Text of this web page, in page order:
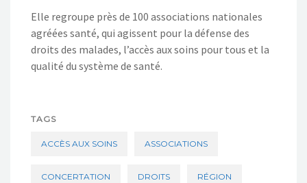
Elle regroupe près de 100 associations nationales
agréées santé, qui agissent pour la défense des
droits des malades, l’accès aux soins pour tous et la
qualité du système de santé.
TAGS
ACCÈS AUX SOINS ASSOCIATIONS
CONCERTATION DROITS RÉGION